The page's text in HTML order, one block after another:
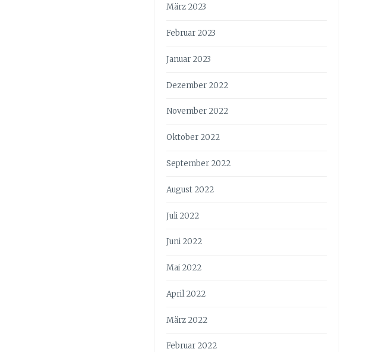
März 2023
Februar 2023
Januar 2023
Dezember 2022
November 2022
Oktober 2022
September 2022
August 2022
Juli 2022
Juni 2022
Mai 2022
April 2022
März 2022
Februar 2022